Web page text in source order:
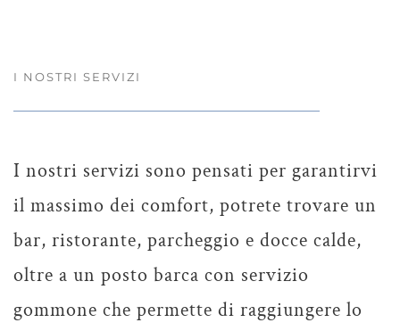
I NOSTRI SERVIZI
I nostri servizi sono pensati per garantirvi
il massimo dei comfort, potrete trovare un
bar, ristorante, parcheggio e docce calde,
oltre a un posto barca con servizio
gommone che permette di raggiungere lo